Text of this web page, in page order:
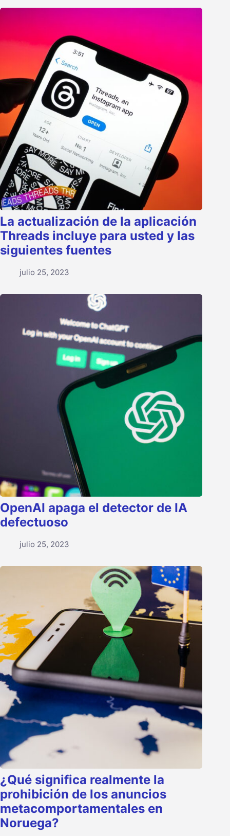
La actualización de la aplicación
Threads incluye para usted y las
siguientes fuentes
julio 25, 2023
OpenAI apaga el detector de IA
defectuoso
julio 25, 2023
¿Qué significa realmente la
prohibición de los anuncios
metacomportamentales en
Noruega?